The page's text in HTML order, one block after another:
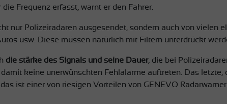
Frequenz erfasst, warnt er den Fahrer.
nur Polizeiradaren ausgesendet, sondern auch von vielen
usw. Diese müssen natürlich mit Filtern unterdrückt
die stärke des Signals und seine Dauer, die bei
keine unerwünschten Fehlalarme auftreten. Das
ist einer von riesigen Vorteilen von GENEVO